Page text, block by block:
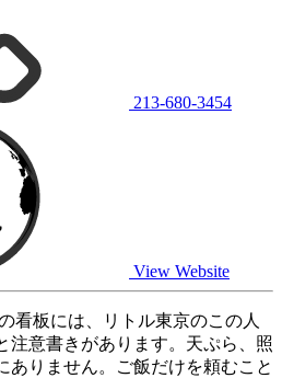
213-680-3454
View Website
看板には、リトル東京のこの人
注意書きがあります。天ぷら、照
ありません。ご飯だけを頼むこと